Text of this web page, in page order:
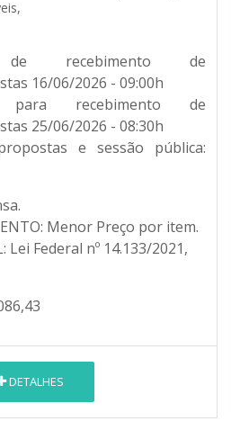
de
16/06/2026 - 09:00h
recebimento de
25/06/2026 - 08:30h
e sessão pública:
Menor Preço por item.
Lei Federal nº 14.133/2021,
DETALHES